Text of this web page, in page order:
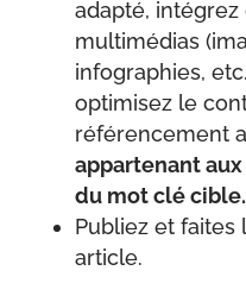
adapté,
multimédias
infographies,
optimisez le
référencement
appartenant
du mot clé cible.
Publiez et
article.